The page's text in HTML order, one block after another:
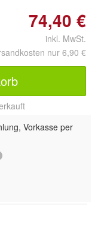
74,40 €
inkl. MwSt.
nur 6,90 €
Vorkasse per